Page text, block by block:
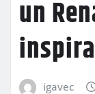
un
igavec